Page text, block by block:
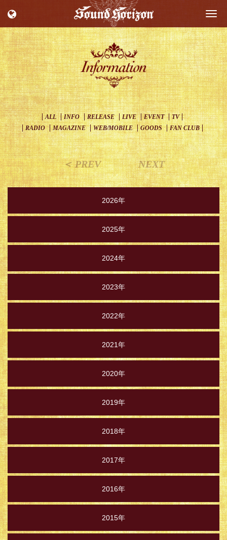
ALL INFO RELEASE LIVE EVENT
TV
RADIO
MAGAZINE WEB/MOBILE GOODS FAN CLUB
＜ PREV NEXT
2026年
2025年
2024年
2023年
2022年
2021年
2020年
2019年
2018年
2017年
2016年
2015年